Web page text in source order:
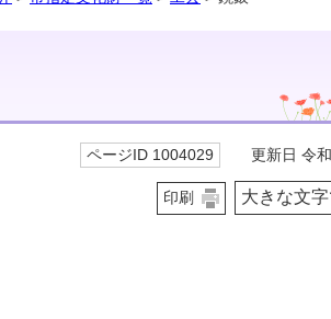
ページID 1004029 更新日 令和
印刷 大きな文